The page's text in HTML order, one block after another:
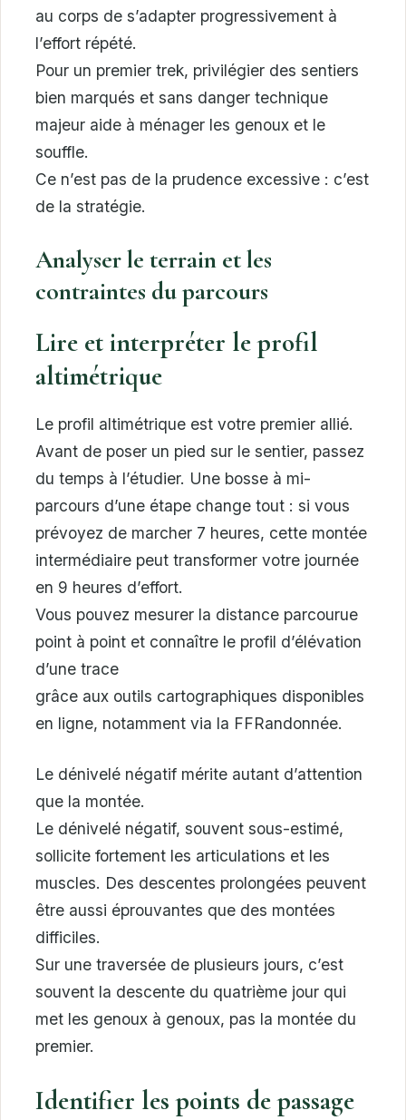
au corps de s’adapter progressivement à
l’effort répété.
Pour un premier trek, privilégier des sentiers
bien marqués et sans danger technique
majeur aide à ménager les genoux et le
souffle.
Ce n’est pas de la prudence excessive : c’est
de la stratégie.
Analyser le terrain et les
contraintes du parcours
Lire et interpréter le profil
altimétrique
Le profil altimétrique est votre premier allié.
Avant de poser un pied sur le sentier, passez
du temps à l’étudier. Une bosse à mi-
parcours d’une étape change tout : si vous
prévoyez de marcher 7 heures, cette montée
intermédiaire peut transformer votre journée
en 9 heures d’effort.
Vous pouvez mesurer la distance parcourue
point à point et connaître le profil d’élévation
d’une trace
grâce aux outils cartographiques disponibles
en ligne, notamment via la FFRandonnée.
Le dénivelé négatif mérite autant d’attention
que la montée.
Le dénivelé négatif, souvent sous-estimé,
sollicite fortement les articulations et les
muscles. Des descentes prolongées peuvent
être aussi éprouvantes que des montées
difficiles.
Sur une traversée de plusieurs jours, c’est
souvent la descente du quatrième jour qui
met les genoux à genoux, pas la montée du
premier.
Identifier les points de passage